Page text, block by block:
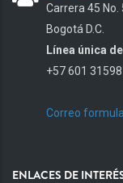
Carrera 45
Bogotá D.C.
Línea única
+57 601
Correo
ENLACES DE